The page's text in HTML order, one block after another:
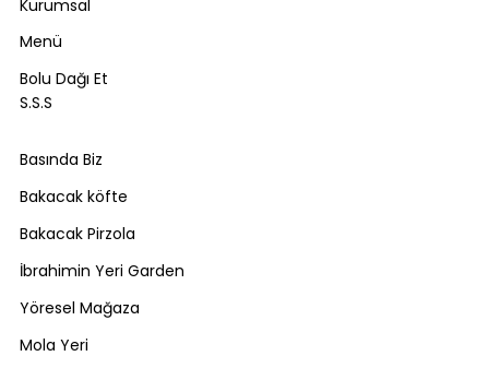
Kurumsal
Menü
Bolu Dağı Et
S.S.S
Basında Biz
Bakacak köfte
Bakacak Pirzola
İbrahimin Yeri Garden
Yöresel Mağaza
Mola Yeri